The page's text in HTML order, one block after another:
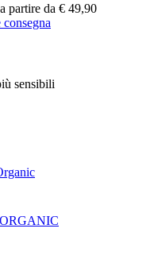
a partire da € 49,90
sensibili